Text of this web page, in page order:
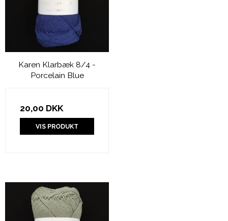
Karen Klarbæk 8/4 -
Porcelain Blue
20,00 DKK
VIS PRODUKT